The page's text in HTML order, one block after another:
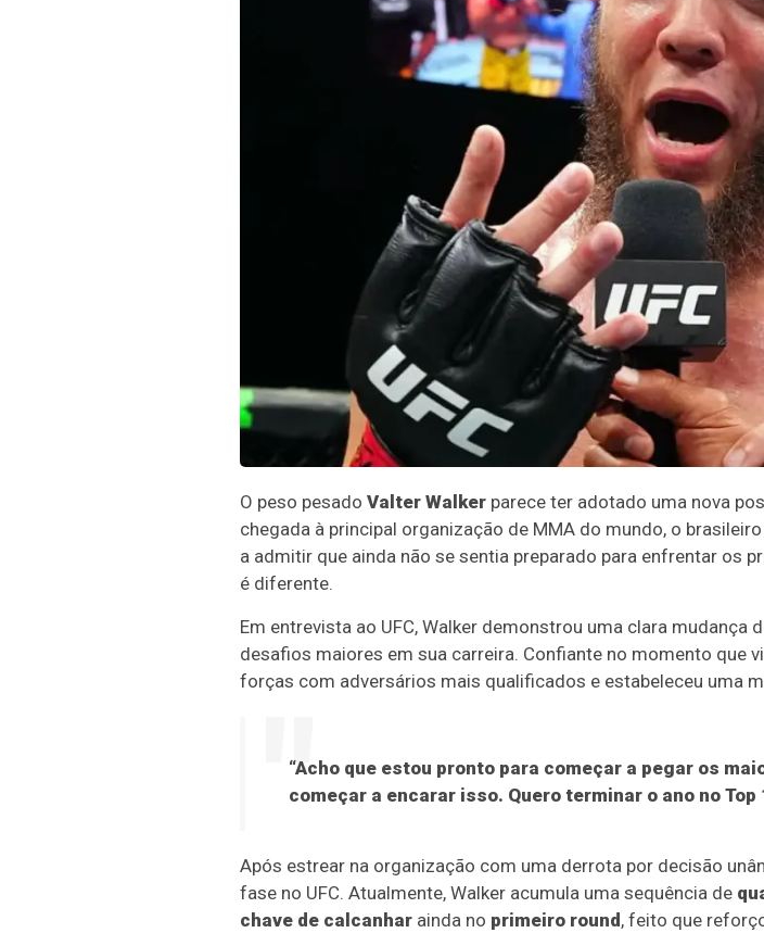
O peso pesado Valter Walkerparece ter adotado uma nova
chegada à principal organização de MMA do mundo, o
a admitir que ainda não se sentia preparado para enfrentar os
é diferente.
Em entrevista ao UFC, Walker demonstrou uma clara
desafios maiores em sua carreira. Confiante no momento que
forças com adversários mais qualificados e estabeleceu uma
“Acho que estou pronto para começar a pegar os
começar a encarar isso. Quero terminar o ano no Top
Após estrear na organização com uma derrota por decisão
fase no UFC. Atualmente, Walker acumula uma sequência de
chave de calcanharainda no primeiro round , feito que